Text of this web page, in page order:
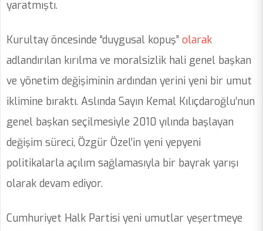
yaratmıştı.
Kurultay öncesinde “duygusal kopuş” olarak
adlandırılan kırılma ve moralsizlik hali genel başkan
ve yönetim değişiminin ardından yerini yeni bir umut
iklimine bıraktı. Aslında Sayın Kemal Kılıçdaroğlu’nun
genel başkan seçilmesiyle 2010 yılında başlayan
değişim süreci, Özgür Özel’in yeni yepyeni
politikalarla açılım sağlamasıyla bir bayrak yarışı
olarak devam ediyor.
Cumhuriyet Halk Partisi yeni umutlar yeşertmeye